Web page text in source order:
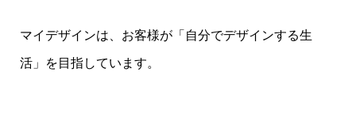
マイデザインは、お客様が「自分でデザインする生
活」を目指しています。